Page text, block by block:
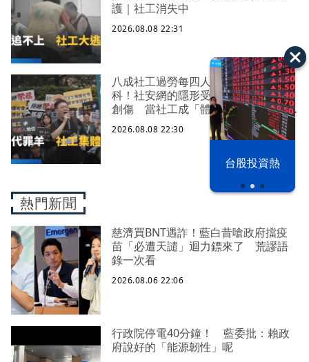
台股投資熱
護｜社工消失中
2026.08.08 22:31
八成社工過勞每四人有一人求助身心
科！社安網的隱形受災戶 集體心理
創傷 當社工成「體制代罪羊」 防
禦性社工不敢多做無奈趨勢？耗竭殆
盡下的社安網危機｜社工消失中
2026.08.08 22:30
熱門新聞
慈濟買BNT遇詐！藍白昔嗆政府擋疫
苗「必遭天譴」迴力鏢來了 荒謬語
錄一次看
2026.08.06 22:06
行政院停電40分鐘！ 藍委批：賴政
府說好的「能源韌性」呢